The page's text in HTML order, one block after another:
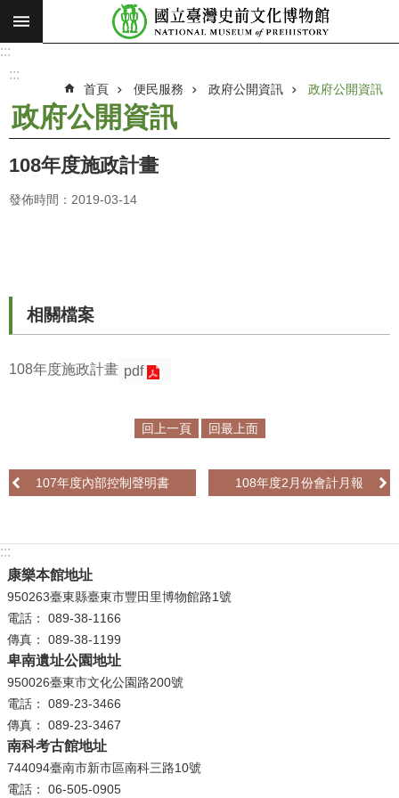
跳到主要內容區塊
搜
願
使
命
參
展
探
索
我
們
便
民
服
務
性
別
平
:::
:::
首頁 便民服務 政府公開資訊 政府公開資訊
政府公開資訊
108年度施政計畫
發佈時間：2019-03-14
相關檔案
108年度施政計畫 pdf
回上一頁 回最上面
107年度內部控制聲明書 108年度2月份會計月報
:::
康樂本館地址
950263臺東縣臺東市豐田里博物館路1號
電話： 089-38-1166
傳真： 089-38-1199
卑南遺址公園地址
950026臺東市文化公園路200號
電話： 089-23-3466
傳真： 089-23-3467
南科考古館地址
744094臺南市新市區南科三路10號
電話： 06-505-0905